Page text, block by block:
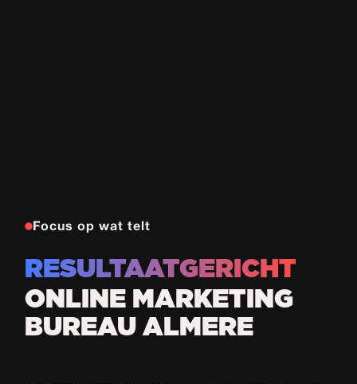
Focus op wat telt
RESULTAATGERICHT
ONLINE MARKETING
BUREAU ALMERE